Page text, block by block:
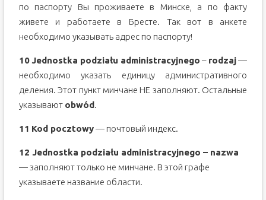
по паспорту Вы проживаете в Минске, а по факту
живете и работаете в Бресте. Так вот в анкете
необходимо указывать адрес по паспорту!
10 Jednostka podziału administracyjnego –rodzaj—
необходимо указать единицу административного
деления. Этот пункт минчане НЕ заполняют. Остальные
указывают obwód.
11 Kod pocztowy— почтовый индекс.
12 Jednostka podziału administracyjnego – nazwa
— заполняют только не минчане. В этой графе
указываете название области.